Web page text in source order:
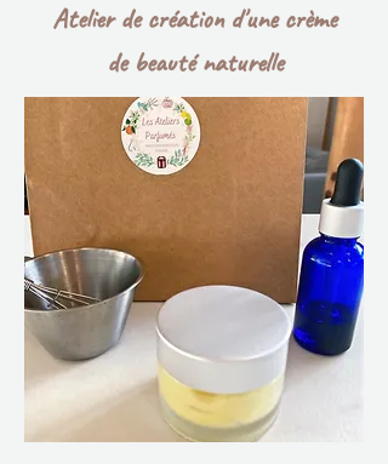
Atelier decréation d'unecrème
de beauté naturelle